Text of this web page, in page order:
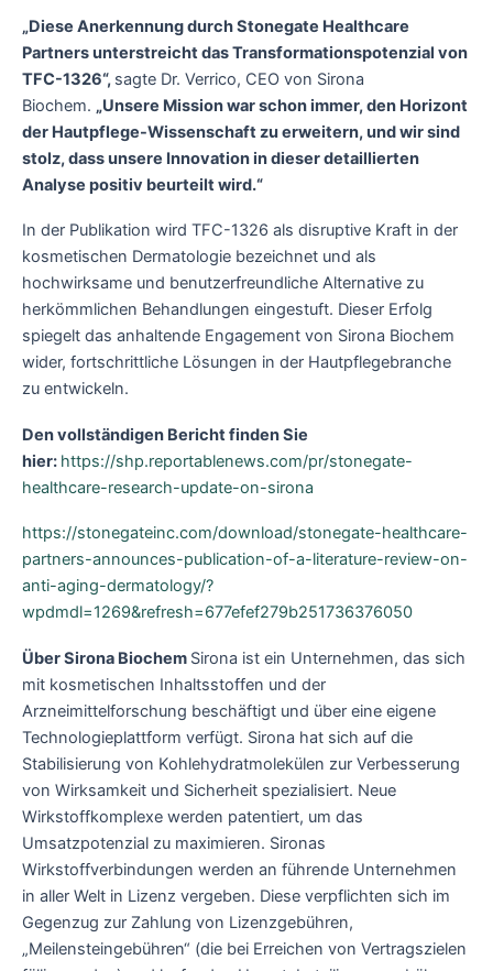
„Diese Anerkennung durch Stonegate Healthcare
Partners unterstreicht das Transformationspotenzial von
TFC-1326“, sagte Dr. Verrico, CEO von Sirona
Biochem. „Unsere Mission war schon immer, den Horizont
der Hautpflege-Wissenschaft zu erweitern, und wir sind
stolz, dass unsere Innovation in dieser detaillierten
Analyse positiv beurteilt wird.“
In der Publikation wird TFC-1326 als disruptive Kraft in der
kosmetischen Dermatologie bezeichnet und als
hochwirksame und benutzerfreundliche Alternative zu
herkömmlichen Behandlungen eingestuft. Dieser Erfolg
spiegelt das anhaltende Engagement von Sirona Biochem
wider, fortschrittliche Lösungen in der Hautpflegebranche
zu entwickeln.
Den vollständigen Bericht finden Sie
hier: https://shp.reportablenews.com/pr/stonegate-
healthcare-research-update-on-sirona
https://stonegateinc.com/download/stonegate-healthcare-
partners-announces-publication-of-a-literature-review-on-
anti-aging-dermatology/?
wpdmdl=1269&refresh=677efef279b251736376050
Über Sirona Biochem Sirona ist ein Unternehmen, das sich
mit kosmetischen Inhaltsstoffen und der
Arzneimittelforschung beschäftigt und über eine eigene
Technologieplattform verfügt. Sirona hat sich auf die
Stabilisierung von Kohlehydratmolekülen zur Verbesserung
von Wirksamkeit und Sicherheit spezialisiert. Neue
Wirkstoffkomplexe werden patentiert, um das
Umsatzpotenzial zu maximieren. Sironas
Wirkstoffverbindungen werden an führende Unternehmen
in aller Welt in Lizenz vergeben. Diese verpflichten sich im
Gegenzug zur Zahlung von Lizenzgebühren,
„Meilensteingebühren“ (die bei Erreichen von Vertragszielen